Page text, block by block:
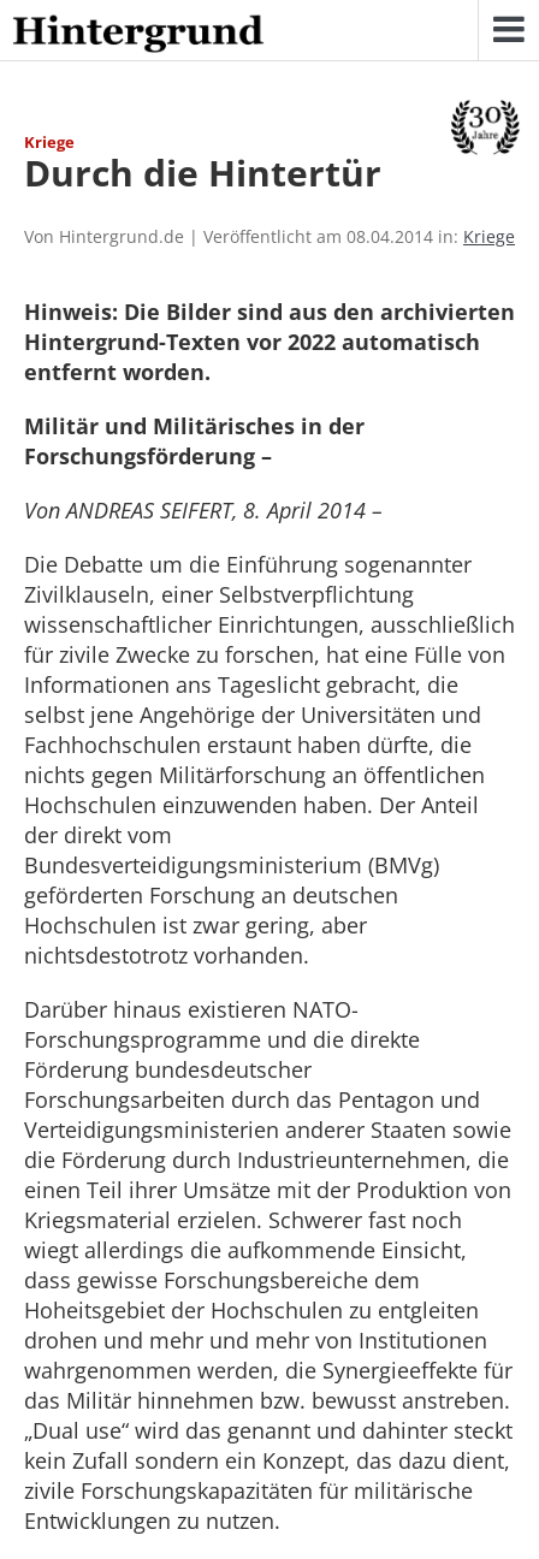
Skip
to
content
Kriege
Durch die Hintertür
Von Hintergrund.de | Veröffentlicht am 08.04.2014 in: Kriege
Hinweis: Die Bilder sind aus den archivierten
Hintergrund-Texten vor 2022 automatisch
entfernt worden.
Militär und Militärisches in der
Forschungsförderung –
Von ANDREAS SEIFERT, 8. April 2014 –
Die Debatte um die Einführung sogenannter
Zivilklauseln, einer Selbstverpflichtung
wissenschaftlicher Einrichtungen, ausschließlich
für zivile Zwecke zu forschen, hat eine Fülle von
Informationen ans Tageslicht gebracht, die
selbst jene Angehörige der Universitäten und
Fachhochschulen erstaunt haben dürfte, die
nichts gegen Militärforschung an öffentlichen
Hochschulen einzuwenden haben. Der Anteil
der direkt vom
Bundesverteidigungsministerium (BMVg)
geförderten Forschung an deutschen
Hochschulen ist zwar gering, aber
nichtsdestotrotz vorhanden.
Darüber hinaus existieren NATO-
Forschungsprogramme und die direkte
Förderung bundesdeutscher
Forschungsarbeiten durch das Pentagon und
Verteidigungsministerien anderer Staaten sowie
die Förderung durch Industrieunternehmen, die
einen Teil ihrer Umsätze mit der Produktion von
Kriegsmaterial erzielen. Schwerer fast noch
wiegt allerdings die aufkommende Einsicht,
dass gewisse Forschungsbereiche dem
Hoheitsgebiet der Hochschulen zu entgleiten
drohen und mehr und mehr von Institutionen
wahrgenommen werden, die Synergieeffekte für
das Militär hinnehmen bzw. bewusst anstreben.
„Dual use“ wird das genannt und dahinter steckt
kein Zufall sondern ein Konzept, das dazu dient,
zivile Forschungskapazitäten für militärische
Entwicklungen zu nutzen.